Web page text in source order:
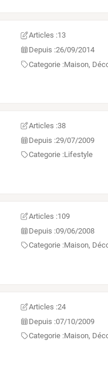
Articles :13
Depuis :26/09/2014
Categorie :Maison,
Articles :38
Depuis :29/07/2009
Categorie :Lifestyle
Articles :109
Depuis :09/06/2008
Categorie :Maison,
Articles :24
Depuis :07/10/2009
Categorie :Maison,